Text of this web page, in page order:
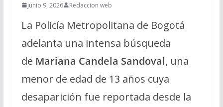
junio 9, 2026 Redaccion web
La Policía Metropolitana de Bogotá
adelanta una intensa búsqueda
de Mariana Candela Sandoval, una
menor de edad de 13 años cuya
desaparición fue reportada desde la